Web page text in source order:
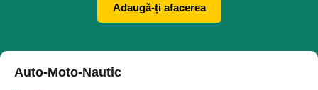
Adaugă-ți afacerea
Auto-Moto-Nautic